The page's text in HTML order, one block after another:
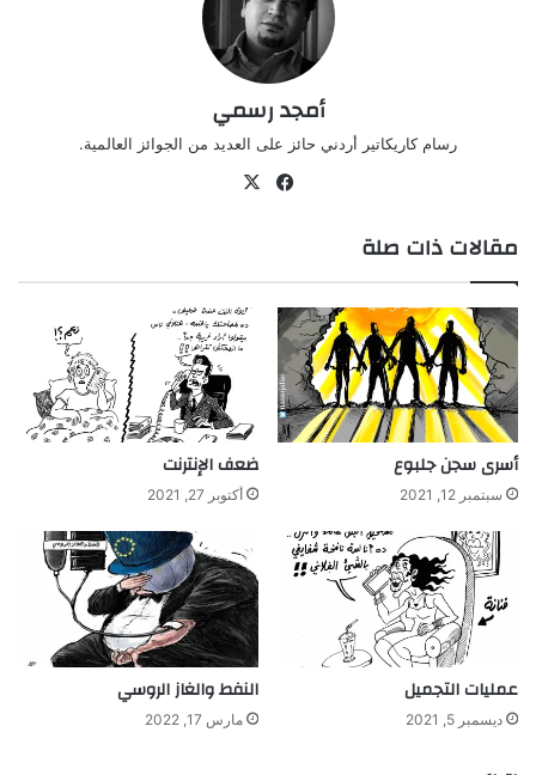
أمجد رسمي
رسام كاريكاتير أردني حائز على العديد من الجوائز العالمية.
فيسبوك
مقالات ذات صلة
أسرى سجن جلبوع
سبتمبر 12, 2021
ضعف الإنترنت
أكتوبر 27, 2021
عمليات التجميل
ديسمبر 5, 2021
النفط والغاز الروسي
مارس 17, 2022